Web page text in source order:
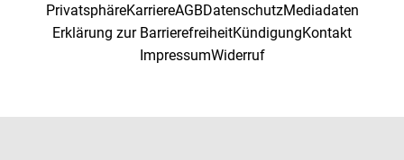
PrivatsphäreKarriereAGBDatenschutzMediadaten
Erklärung zur BarrierefreiheitKündigungKontakt
ImpressumWiderruf